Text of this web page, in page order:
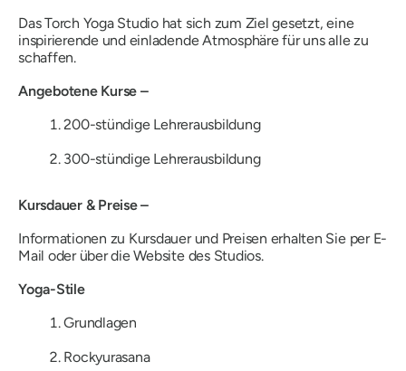
Das Torch Yoga Studio hat sich zum Ziel gesetzt, eine
inspirierende und einladende Atmosphäre für uns alle zu
schaffen.
Angebotene Kurse –
200-stündige Lehrerausbildung
300-stündige Lehrerausbildung
Kursdauer & Preise –
Informationen zu Kursdauer und Preisen erhalten Sie per E-
Mail oder über die Website des Studios.
Yoga-Stile
Grundlagen
Rockyurasana